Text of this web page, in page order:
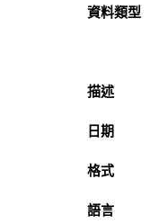
資料類型
描述
日期
格式
語言